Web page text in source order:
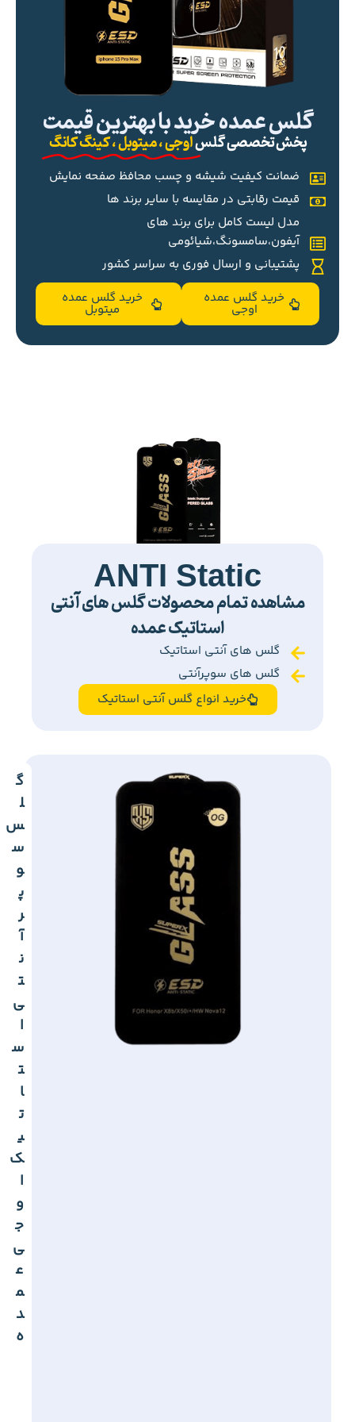
گلس عمده خرید با بهترین قیمت
پخش تخصصی گلساوجی ، میتوبل ، کینگ کانگ
ضمانت کیفیت شیشه و چسب محافظ صفحه نمایش
قیمت رقابتی در مقایسه با سایر برند ها
مدل لیست کامل برای برند های
آیفون،سامسونگ،شیائومی
پشتیبانی و ارسال فوری به سراسر کشور
خرید گلس عمده
اوجی
خرید گلس عمده
میتوبل
ANTI Static
مشاهده تمام محصولات گلس های آنتی
استاتیک عمده
گلس های آنتی استاتیک
گلس های سوپرآنتی
خرید انواع گلس آنتی استاتیک
گ
ل
س
س
و
پ
ر
آ
ن
ت
ی
ا
س
ت
ا
ت
ی
ک
ا
و
ج
ی
ع
م
د
ه